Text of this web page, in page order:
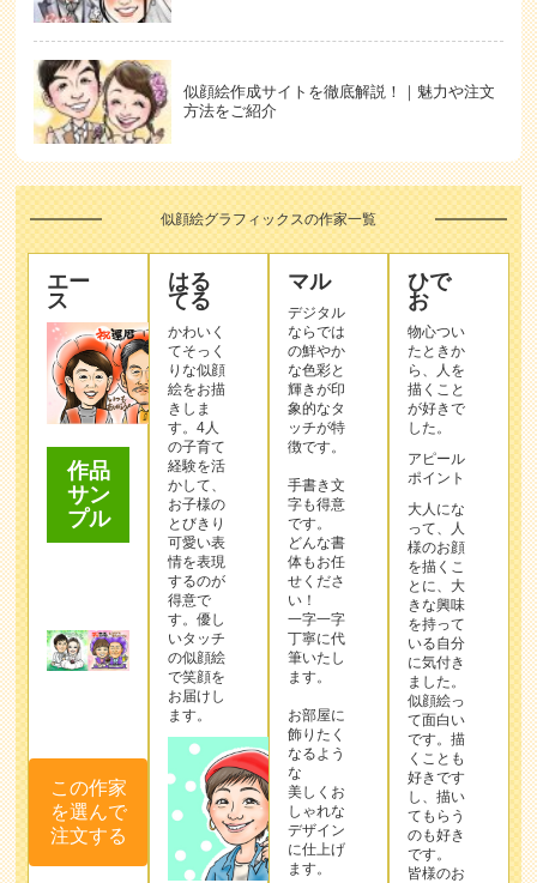
似顔絵作成サイトを徹底解説！｜魅力や注文
方法をご紹介
似顔絵グラフィックスの作家一覧
エー
ス
作品
サン
プル
この作家
を選んで
注文する
はる
てる
かわいく
てそっく
りな似顔
絵をお描
きしま
す。4人
の子育て
経験を活
かして、
お子様の
とびきり
可愛い表
情を表現
するのが
得意で
す。優し
いタッチ
の似顔絵
で笑顔を
お届けし
ます。
マル
デジタル
ならでは
の鮮やか
な色彩と
輝きが印
象的なタ
ッチが特
徴です。
手書き文
字も得意
です。
どんな書
体もお任
せくださ
い！
一字一字
丁寧に代
筆いたし
ます。
お部屋に
飾りたく
なるよう
な
美しくお
しゃれな
デザイン
に仕上げ
ます。
ひで
お
物心つい
たときか
ら、人を
描くこと
が好きで
した。
アピール
ポイント
大人にな
って、人
様のお顔
を描くこ
とに、大
きな興味
を持って
いる自分
に気付き
ました。
似顔絵っ
て面白い
です。描
くことも
好きです
し、描い
てもらう
のも好き
です。
皆様のお